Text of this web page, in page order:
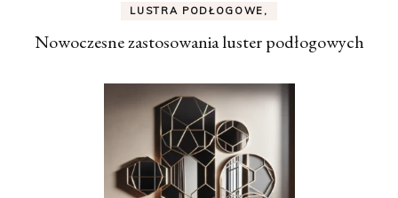
LUSTRA PODŁOGOWE,
Nowoczesne zastosowania luster podłogowych